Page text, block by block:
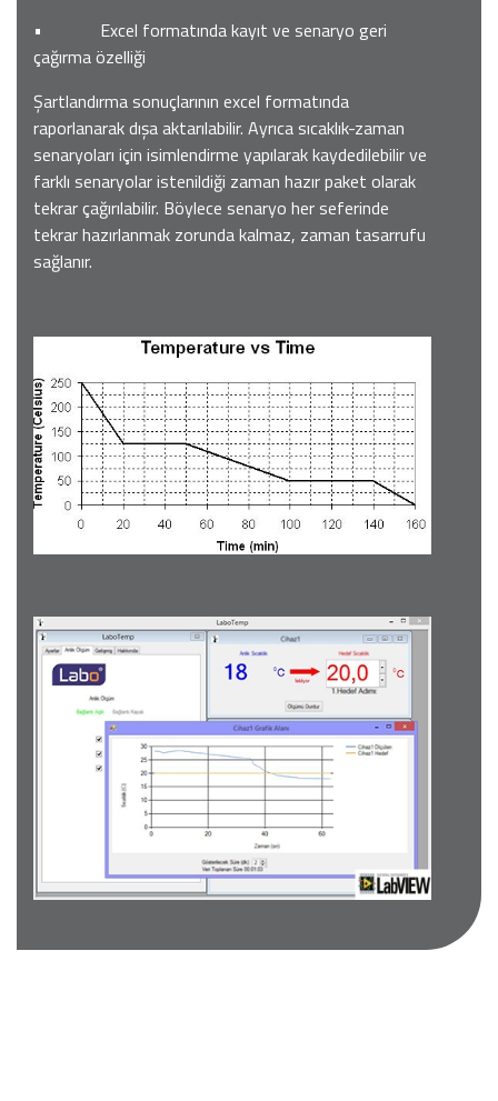
• Excel formatında kayıt ve senaryo geri
çağırma özelliği
Şartlandırma sonuçlarının excel formatında
raporlanarak dışa aktarılabilir. Ayrıca sıcaklık-zaman
senaryoları için isimlendirme yapılarak kaydedilebilir ve
farklı senaryolar istenildiği zaman hazır paket olarak
tekrar çağırılabilir. Böylece senaryo her seferinde
tekrar hazırlanmak zorunda kalmaz, zaman tasarrufu
sağlanır.